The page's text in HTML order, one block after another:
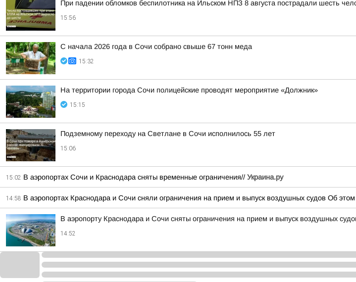
При падении обломков беспилотника на Ильском НПЗ 8 августа пострадали шесть
15:56
С начала 2026 года в Сочи собрано свыше 67 тонн меда
15:32
На территории города Сочи полицейские проводят мероприятие «Должник»
15:15
Подземному переходу на Светлане в Сочи исполнилось 55 лет
15:06
15:02 В аэропортах Сочи и Краснодара сняты временные ограничения// Украина.ру
14:58 В аэропортах Краснодара и Сочи сняли ограничения на прием и выпуск воздушных судов Об
В аэропорту Краснодара и Сочи сняты ограничения на прием и выпуск воздушных
14:52